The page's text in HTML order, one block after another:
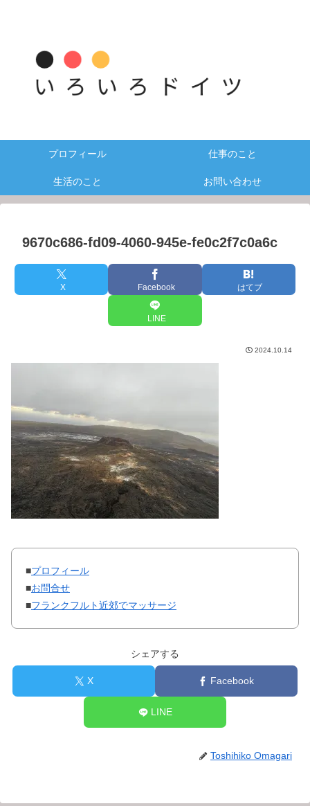
プロフィール 仕事のこと
生活のこと お問い合わせ
9670c686-fd09-4060-945e-fe0c2f7c0a6c
X Facebook はてブ
LINE
2024.10.14
■プロフィール
■お問合せ
■フランクフルト近郊でマッサージ
シェアする
X Facebook
LINE
Toshihiko Omagari